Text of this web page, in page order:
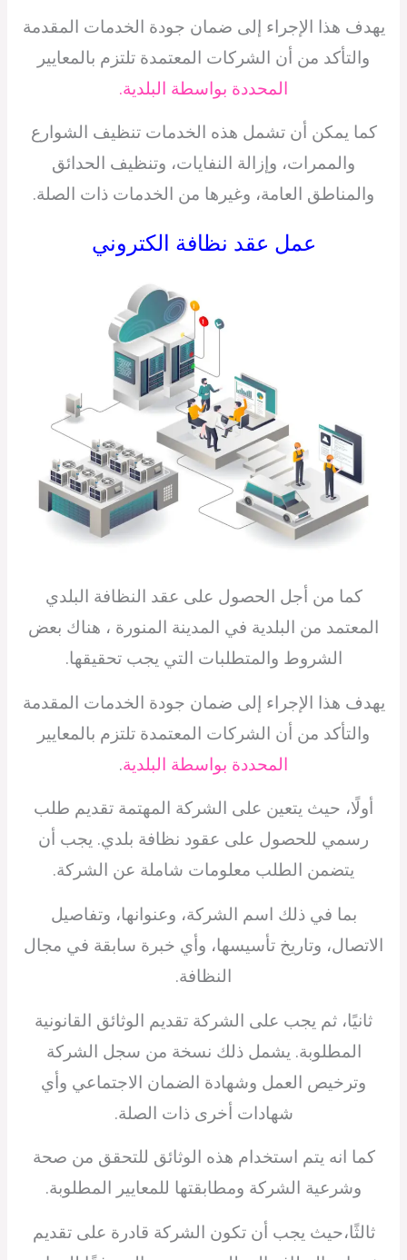
يهدف هذا الإجراء إلى ضمان جودة الخدمات المقدمة
والتأكد من أن الشركات المعتمدة تلتزم بالمعايير
المحددة بواسطة البلدية.
كما يمكن أن تشمل هذه الخدمات تنظيف الشوارع
والممرات، وإزالة النفايات، وتنظيف الحدائق
والمناطق العامة، وغيرها من الخدمات ذات الصلة.
عمل عقد نظافة الكتروني
كما من أجل الحصول على عقد النظافة البلدي
المعتمد من البلدية في المدينة المنورة ، هناك بعض
الشروط والمتطلبات التي يجب تحقيقها.
يهدف هذا الإجراء إلى ضمان جودة الخدمات المقدمة
والتأكد من أن الشركات المعتمدة تلتزم بالمعايير
المحددة بواسطة البلدية.
أولًا، حيث يتعين على الشركة المهتمة تقديم طلب
رسمي للحصول على عقود نظافة بلدي. يجب أن
يتضمن الطلب معلومات شاملة عن الشركة.
بما في ذلك اسم الشركة، وعنوانها، وتفاصيل
الاتصال، وتاريخ تأسيسها، وأي خبرة سابقة في مجال
النظافة.
ثانيًا، ثم يجب على الشركة تقديم الوثائق القانونية
المطلوبة. يشمل ذلك نسخة من سجل الشركة
وترخيص العمل وشهادة الضمان الاجتماعي وأي
شهادات أخرى ذات الصلة.
كما انه يتم استخدام هذه الوثائق للتحقق من صحة
وشرعية الشركة ومطابقتها للمعايير المطلوبة.
ثالثًا،حيث يجب أن تكون الشركة قادرة على تقديم